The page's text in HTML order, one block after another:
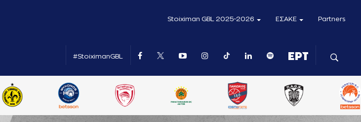
Stoiximan GBL 2025-2026 ΕΣΑΚΕ Partners
#StoiximanGBL